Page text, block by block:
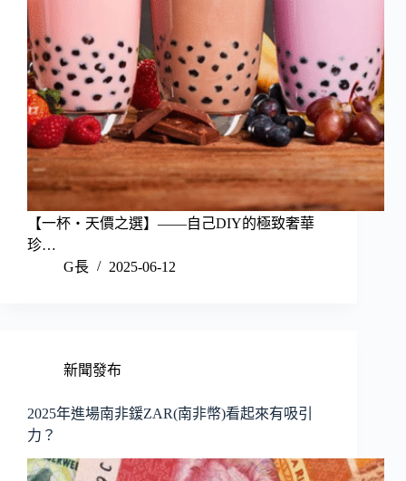
【一杯‧天價之選】——自己DIY的極致奢華
珍…
G長
2025-06-12
新聞發布
2025年進場南非鍰ZAR(南非幣)看起來有吸引
力？